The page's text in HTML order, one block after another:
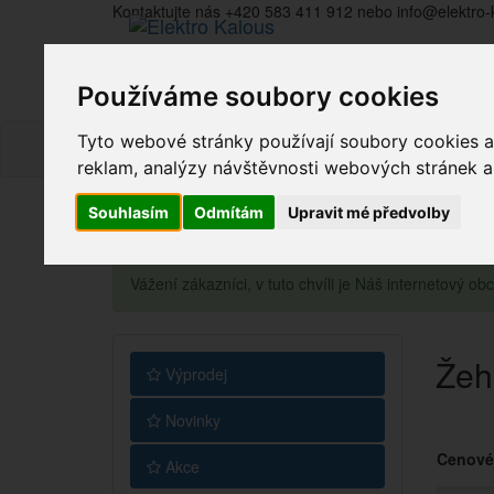
Používáme soubory cookies
Tyto webové stránky používají soubory cookies
reklam, analýzy návštěvnosti webových stránek
Souhlasím Odmítám Upravit mé předvolby
Kontaktujte nás +420 583 411 912 nebo
Vážení zákazníci, v tuto chvíli je Náš internetový
Výprodej
Novinky
Akce